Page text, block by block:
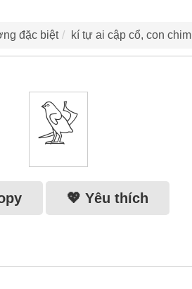
đặc biệt kí tự ai cập cổ, con chim
𓅶
💖 Yêu thích